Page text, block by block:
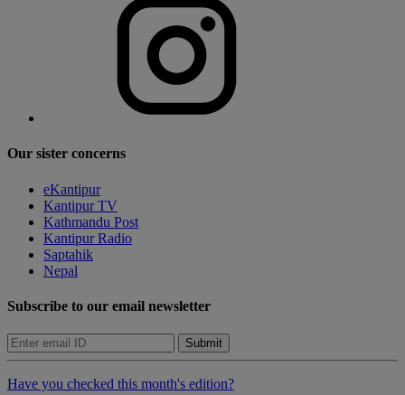
Our sister concerns
eKantipur
Kantipur TV
Kathmandu Post
Kantipur Radio
Saptahik
Nepal
Subscribe to our email newsletter
Submit
Have you checked this month's edition?